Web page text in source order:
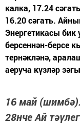
калка, 17.24
16.20 сәгать.
Энергетикасы бик
берсеннән-берсе
тернәкләнә,
аеруча күзләр
16 май
28нче Ай